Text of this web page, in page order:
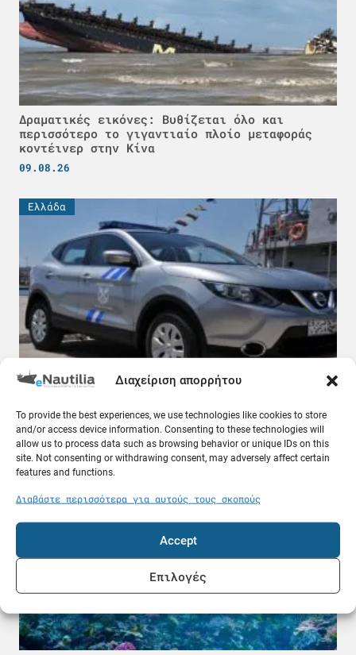
Διαχείριση απορρήτου
To provide the best experiences, we use technologies like cookies to store
and/or access device information. Consenting to these technologies will
allow us to process data such as browsing behavior or unique IDs on this
site. Not consenting or withdrawing consent, may adversely affect certain
features and functions.
Διαβάστε περισσότερα για αυτούς τους σκοπούς
Accept
Επιλογές
Δραματικές εικόνες: Βυθίζεται όλο και
περισσότερο το γιγαντιαίο πλοίο μεταφοράς
κοντέινερ στην Κίνα
09.08.26
Ελλάδα
στην Κυλλήνη - Συνελήφθη ο σύζυγός της
09.08.26
Γνώσεις